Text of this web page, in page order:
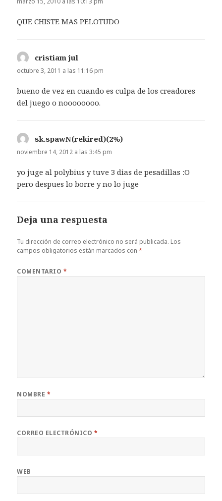
QUE CHISTE MAS PELOTUDO
cristiam jul
octubre 3, 2011 a las 11:16 pm
bueno de vez en cuando es culpa de los creadores
del juego o noooooooo.
sk.spawN(rekired)(2%)
noviembre 14, 2012 a las 3:45 pm
yo juge al polybius y tuve 3 dias de pesadillas :O
pero despues lo borre y no lo juge
Deja una respuesta
Tu dirección de correo electrónico no será publicada. Los
campos obligatorios están marcados con*
COMENTARIO *
NOMBRE *
CORREO ELECTRÓNICO *
WEB